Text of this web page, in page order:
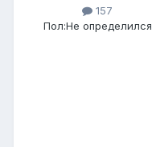
157
Пол:Не определился